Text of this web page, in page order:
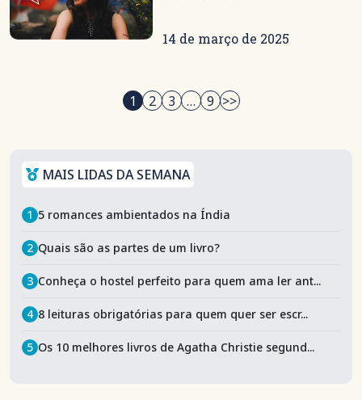
14 de março de 2025
Paginação
1 2 3 … 9 >>
MAIS LIDAS DA SEMANA
1 5 romances ambientados na Índia
2 Quais são as partes de um livro?
3 Conheça o hostel perfeito para quem ama ler ant...
4 8 leituras obrigatórias para quem quer ser escr...
5 Os 10 melhores livros de Agatha Christie segund...